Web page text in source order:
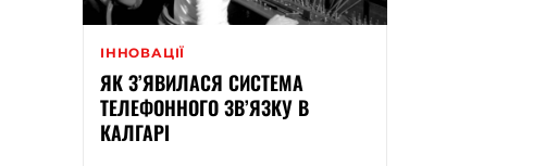
ІННОВАЦІЇ
ЯК З’ЯВИЛАСЯ СИСТЕМА
ТЕЛЕФОННОГО ЗВ’ЯЗКУ В
КАЛГАРІ